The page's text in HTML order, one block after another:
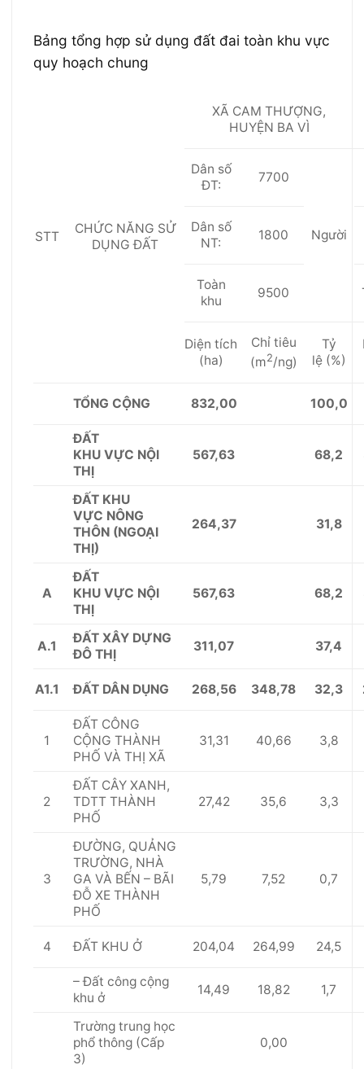
Bảng tổng hợp sử dụng đất đai toàn khu vực
quy hoạch chung
STT
CHỨC NĂNG SỬ
DỤNG ĐẤT
XÃ CAM THƯỢNG,
HUYỆN BA VÌ
Dân số
ĐT:
7700
Người
Dân số
NT:
1800
Toàn
khu
9500
Diện tích
(ha)
Chỉ tiêu
(m2/ng)
Tỷ
lệ(%)
TỔNG CỘNG 832,00 100,0
ĐẤT
KHU VỰC NỘI
THỊ
567,63 68,2
ĐẤT KHU
VỰC NÔNG
THÔN (NGOẠI
THỊ)
264,37 31,8
A
ĐẤT
KHU VỰC NỘI
THỊ
567,63 68,2
A.1
ĐẤT XÂY DỰNG
ĐÔ THỊ
311,07 37,4
A1.1 ĐẤT DÂN DỤNG 268,56 348,78 32,3
1
ĐẤT CÔNG
CỘNG THÀNH
PHỐ VÀ THỊ XÃ
31,31 40,66 3,8
2
ĐẤT CÂY XANH,
TDTT THÀNH
PHỐ
27,42 35,6 3,3
3
ĐƯỜNG, QUẢNG
TRƯỜNG, NHÀ
GA VÀ BẾN – BÃI
ĐỖ XE THÀNH
PHỐ
5,79 7,52 0,7
4 ĐẤT KHU Ở 204,04 264,99 24,5
– Đất công cộng
khu ở
14,49 18,82 1,7
Trường trung học
phổ thông (Cấp
3)
0,00